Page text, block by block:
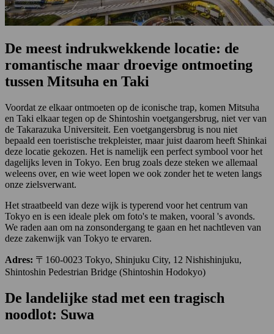
De meest indrukwekkende locatie: de
romantische maar droevige ontmoeting
tussen Mitsuha en Taki
Voordat ze elkaar ontmoeten op de iconische trap, komen Mitsuha
en Taki elkaar tegen op de Shintoshin voetgangersbrug, niet ver van
de Takarazuka Universiteit. Een voetgangersbrug is nou niet
bepaald een toeristische trekpleister, maar juist daarom heeft Shinkai
deze locatie gekozen. Het is namelijk een perfect symbool voor het
dagelijks leven in Tokyo. Een brug zoals deze steken we allemaal
weleens over, en wie weet lopen we ook zonder het te weten langs
onze zielsverwant.
Het straatbeeld van deze wijk is typerend voor het centrum van
Tokyo en is een ideale plek om foto's te maken, vooral 's avonds.
We raden aan om na zonsondergang te gaan en het nachtleven van
deze zakenwijk van Tokyo te ervaren.
Adres: 〒160-0023 Tokyo, Shinjuku City, 12 Nishishinjuku,
Shintoshin Pedestrian Bridge (Shintoshin Hodokyo)
De landelijke stad met een tragisch
noodlot: Suwa